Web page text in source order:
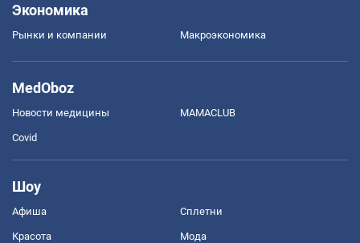
Экономика
Рынки и компании Mакроэкономика
MedOboz
Новости медицины MAMACLUB
Covid
Шоу
Афиша Сплетни
Красота Мода